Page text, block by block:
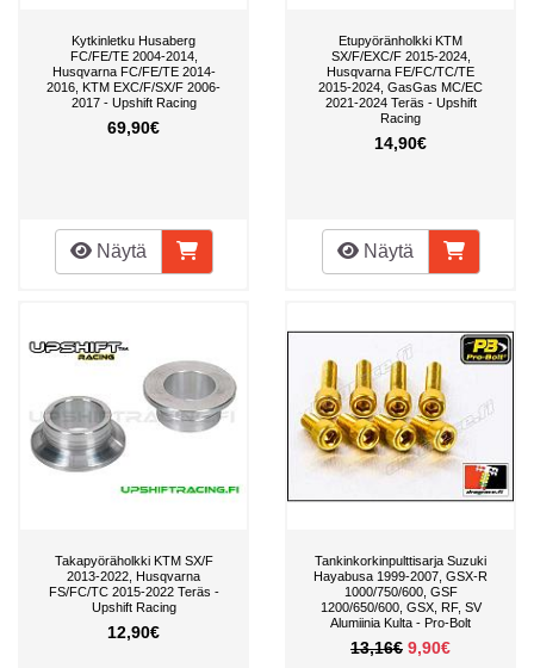
Kytkinletku Husaberg
FC/FE/TE 2004-2014,
Husqvarna FC/FE/TE 2014-
2016, KTM EXC/F/SX/F 2006-
2017 - Upshift Racing
69,90€
Näytä
Etupyöränholkki KTM
SX/F/EXC/F 2015-2024,
Husqvarna FE/FC/TC/TE
2015-2024, GasGas MC/EC
2021-2024 Teräs - Upshift
Racing
14,90€
Näytä
Takapyöräholkki KTM SX/F
2013-2022, Husqvarna
FS/FC/TC 2015-2022 Teräs -
Upshift Racing
12,90€
Tankinkorkinpulttisarja Suzuki
Hayabusa 1999-2007, GSX-R
1000/750/600, GSF
1200/650/600, GSX, RF, SV
Alumiinia Kulta - Pro-Bolt
13,16€ 9,90€